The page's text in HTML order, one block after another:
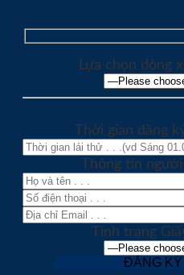
Lựa chọn dòng
Thời gian đăng
Thông tin
Tình trạng